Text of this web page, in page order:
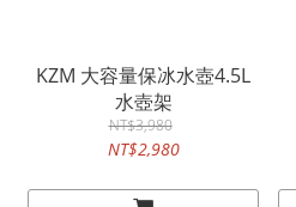
KZM 大容量保冰水壺4.5L
水壺架
NT$3,980
NT$2,980